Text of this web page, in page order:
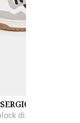
SERGIO TACCHINI